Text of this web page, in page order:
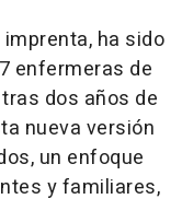
ha sido
enfermeras de
dos años de
nueva versión
un enfoque
y familiares,